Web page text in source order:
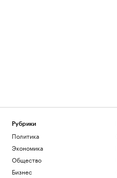
Рубрики
Политика
Экономика
Общество
Бизнес